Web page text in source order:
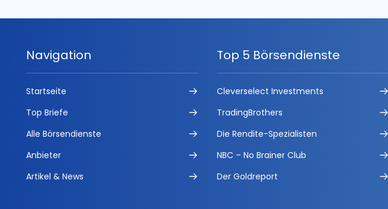
Navigation
Startseite
Top Briefe
Alle Börsendienste
Anbieter
Artikel & News
Top 5 Börsendienste
Cleverselect Investments
TradingBrothers
Die Rendite-Spezialisten
NBC – No Brainer Club
Der Goldreport